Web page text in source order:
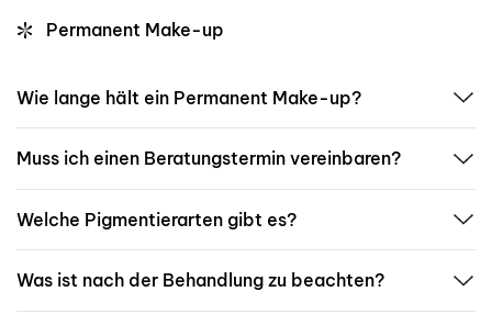
Permanent Make-up
Wie lange hält ein Permanent Make-up?
Muss ich einen Beratungstermin vereinbaren?
Welche Pigmentierarten gibt es?
Was ist nach der Behandlung zu beachten?